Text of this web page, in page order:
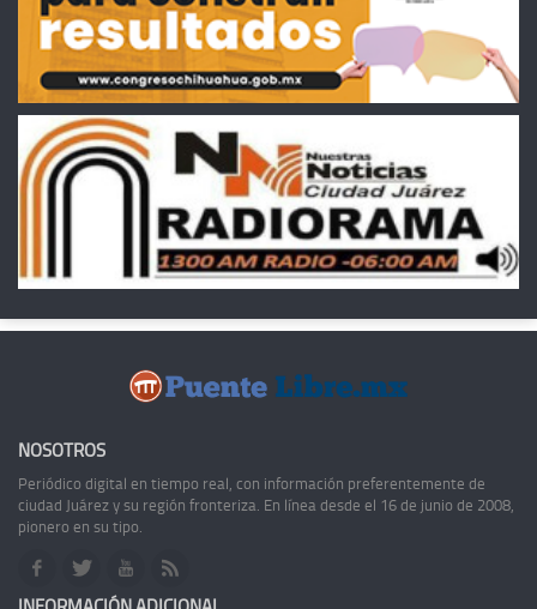
NOSOTROS
Periódico digital en tiempo real, con información preferentemente de
ciudad Juárez y su región fronteriza. En línea desde el 16 de junio de 2008,
pionero en su tipo.